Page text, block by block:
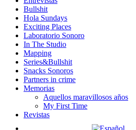
Bullshit
Hola Sundays
Exciting Places
Laboratorio Sonoro
In The Studio
Mapping
Series&Bullshit
Snacks Sonoros
Partners in crime
Memorias
Aquellos maravillosos años
My First Time
Revistas